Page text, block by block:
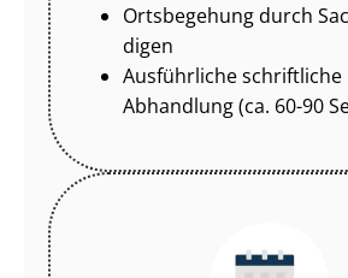
Ortsbegehung durch
di­gen
Ausführliche schriftliche
Abhandlung (ca. 60-90